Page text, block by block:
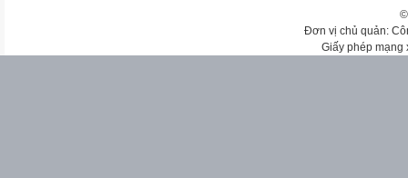
Đơn vị chủ quản:
Giấy phép mạng